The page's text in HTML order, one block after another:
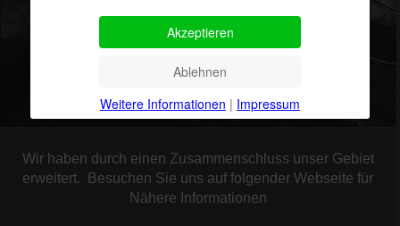
Wir haben durch einen Zusammenschluss unser Gebiet
erweitert. Besuchen Sie uns auf folgender Webseite für
Nähere Informationen
Akzeptieren
Ablehnen
Weitere Informationen | Impressum